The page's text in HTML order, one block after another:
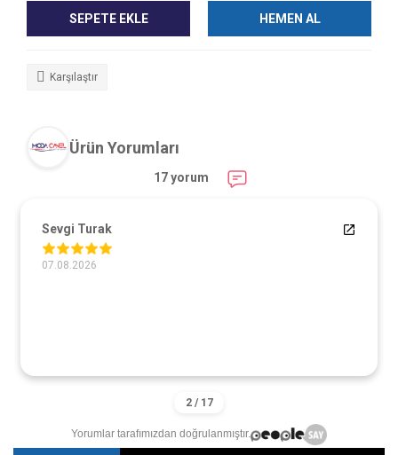
SEPETE EKLE HEMEN AL
Karşılaştır
Ürün Yorumları
17 yorum
Sevgi Turak
07.08.2026
Yorumlar tarafımızdan doğrulanmıştır.